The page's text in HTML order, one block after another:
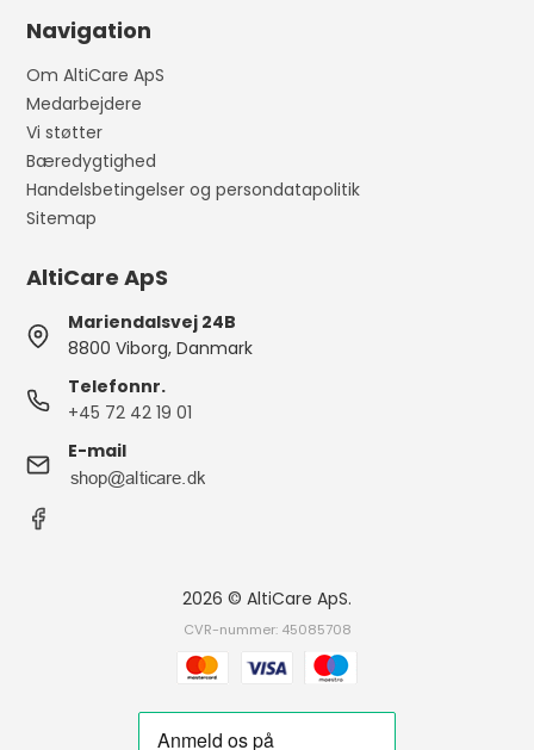
Navigation
Om AltiCare ApS
Medarbejdere
Vi støtter
Bæredygtighed
Handelsbetingelser og persondatapolitik
Sitemap
AltiCare ApS
Mariendalsvej 24B
8800 Viborg, Danmark
Telefonnr.
+45 72 42 19 01
E-mail
2026 © AltiCare ApS.
CVR-nummer: 45085708